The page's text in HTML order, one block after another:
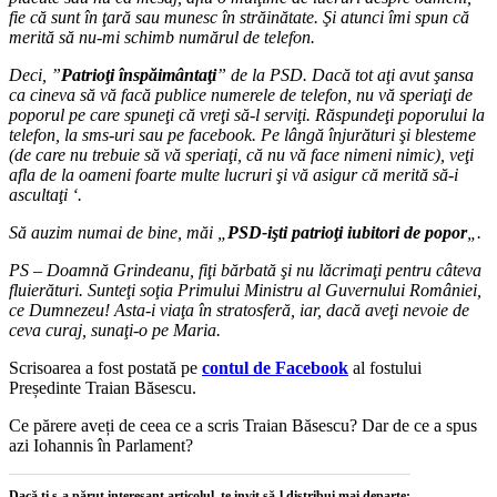
fie că sunt în ţară sau munesc în străinătate. Şi atunci îmi spun că
merită să nu-mi schimb numărul de telefon.
Deci, ”Patrioţi înspăimântaţi” de la PSD. Dacă tot aţi avut şansa
ca cineva să vă facă publice numerele de telefon, nu vă speriaţi de
poporul pe care spuneţi că vreţi să-l serviţi. Răspundeţi poporului la
telefon, la sms-uri sau pe facebook. Pe lângă înjurături şi blesteme
(de care nu trebuie să vă speriaţi, că nu vă face nimeni nimic), veţi
afla de la oameni foarte multe lucruri şi vă asigur că merită să-i
ascultaţi ‘.
Să auzim numai de bine, măi „PSD-işti patrioţi iubitori de popor„.
PS – Doamnă Grindeanu, fiţi bărbată şi nu lăcrimaţi pentru câteva
fluierături. Sunteţi soţia Primului Ministru al Guvernului României,
ce Dumnezeu! Asta-i viaţa în stratosferă, iar, dacă aveţi nevoie de
ceva curaj, sunaţi-o pe Maria.
Scrisoarea a fost postată pe contul de Facebook al fostului
Președinte Traian Băsescu.
Ce părere aveți de ceea ce a scris Traian Băsescu? Dar de ce a spus
azi Iohannis în Parlament?